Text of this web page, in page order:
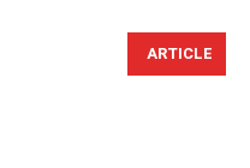
ARTICLE